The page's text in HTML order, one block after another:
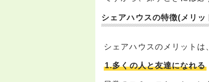
シェアハウスの特徴(メリッ
シェアハウスのメリットは
1.多くの人と友達になれる